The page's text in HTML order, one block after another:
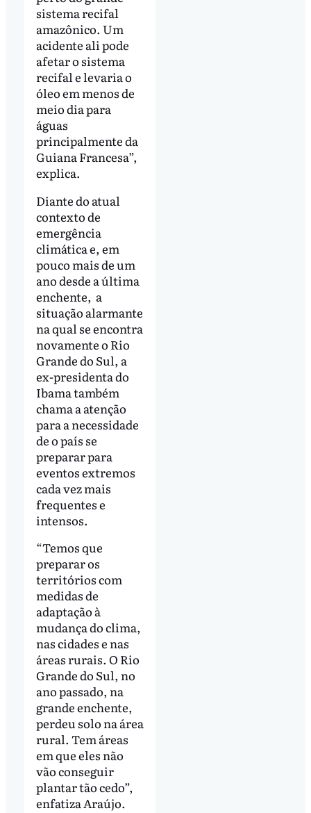
sistema recifal
amazônico. Um
acidente ali pode
afetar o sistema
recifal e levaria o
óleo em menos de
meio dia para
águas
principalmente da
Guiana Francesa”,
explica.
Diante do atual
contexto de
emergência
climática e, em
pouco mais de um
ano desde a última
enchente, a
situação alarmante
na qual se encontra
novamente o Rio
Grande do Sul, a
ex-presidenta do
Ibama também
chama a atenção
para a necessidade
de o país se
preparar para
eventos extremos
cada vez mais
frequentes e
intensos.
“Temos que
preparar os
territórios com
medidas de
adaptação à
mudança do clima,
nas cidades e nas
áreas rurais. O Rio
Grande do Sul, no
ano passado, na
grande enchente,
perdeu solo na área
rural. Tem áreas
em que eles não
vão conseguir
plantar tão cedo”,
enfatiza Araújo.